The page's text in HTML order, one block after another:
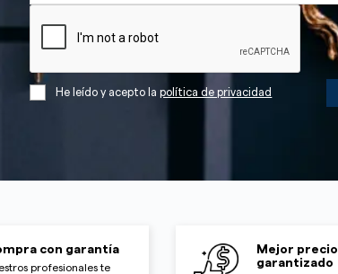
He leído y acepto lapolítica de privacidad
con garantía
profesionales te
Mejor precio
garantizado